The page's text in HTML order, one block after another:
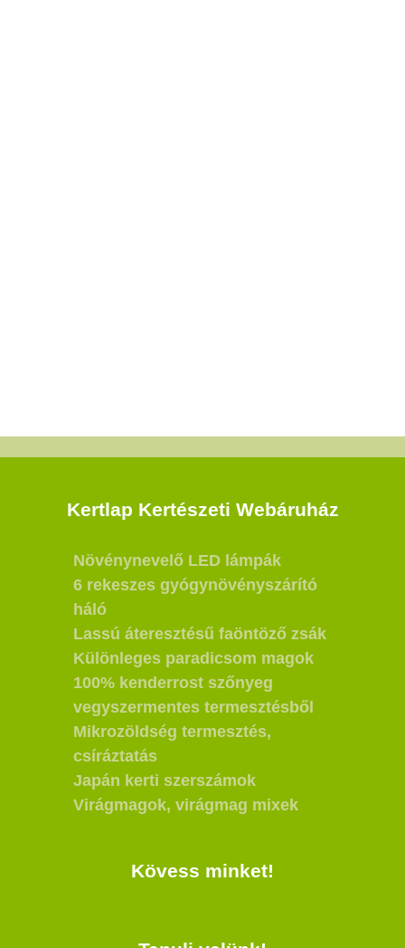
Kertlap Kertészeti Webáruház
Növénynevelő LED lámpák
6 rekeszes gyógynövényszárító
háló
Lassú áteresztésű faöntöző zsák
Különleges paradicsom magok
100% kenderrost szőnyeg
vegyszermentes termesztésből
Mikrozöldség termesztés,
csíráztatás
Japán kerti szerszámok
Virágmagok, virágmag mixek
Kövess minket!